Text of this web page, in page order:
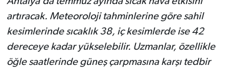
artıracak. Meteoroloji tahminlerine göre sahil
kesimlerinde sıcaklık 38, iç kesimlerde ise 42
dereceye kadar yükselebilir. Uzmanlar, özellikle
öğle saatlerinde güneş çarpmasına karşı tedbir